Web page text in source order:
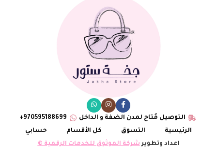
التوصيل مُتاح لمدن الضفة و الداخل
970595188699+
الرئيسية
التسوق كل الأقسام
حسابي
اعداد وتطويرشركة الموثوق للخدمات الرقمية ©